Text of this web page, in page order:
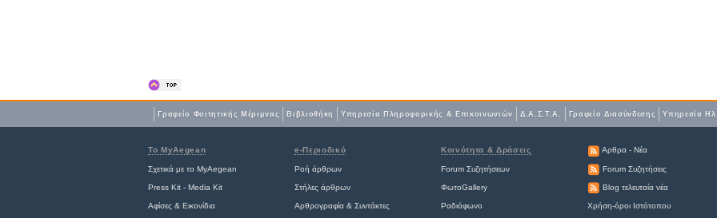
Γραφείο Φοιτητικής Μέριμνας Βιβλιοθήκη Yπηρεσία Πληροφορικής & Επικοινωνιών Δ.Α.Σ.Τ.Α. Γραφείο Διασύνδεσης Υπηρεσία
Το MyAegean e-Περιοδικό Κοινότητα & Δράσεις Αρθρα - Νέα
Σχετικά με το MyAegean Ροή άρθρων Forum Συζητήσεων Forum Συζητήσεις
Press Kit - Media Kit Στήλες άρθρων ΦωτοGallery Blog τελευταία νέα
Αφίσες & Εικονίδια Αρθρογραφία & Συντάκτες Ραδιόφωνο Χρήση-όροι Ιστότοπου